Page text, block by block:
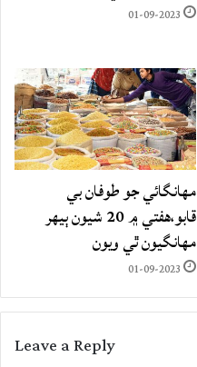
01-09-2023
مهانگائي جو طوفان بي
قابو،هفتي ۾ 20 شيون ٻيهر
مهانگيون ٿي ويون
01-09-2023
Leave a Reply